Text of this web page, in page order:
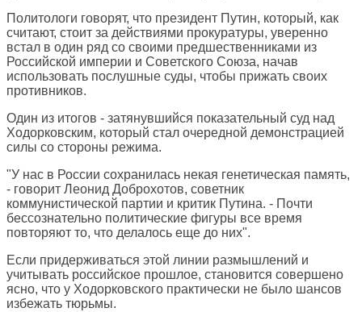
Политологи говорят, что президент Путин, который, как
считают, стоит за действиями прокуратуры, уверенно
встал в один ряд со своими предшественниками из
Российской империи и Советского Союза, начав
использовать послушные суды, чтобы прижать своих
противников.
Один из итогов - затянувшийся показательный суд над
Ходорковским, который стал очередной демонстрацией
силы со стороны режима.
"У нас в России сохранилась некая генетическая память,
- говорит Леонид Доброхотов, советник
коммунистической партии и критик Путина. - Почти
бессознательно политические фигуры все время
повторяют то, что делалось еще до них".
Если придерживаться этой линии размышлений и
учитывать российское прошлое, становится совершено
ясно, что у Ходорковского практически не было шансов
избежать тюрьмы.